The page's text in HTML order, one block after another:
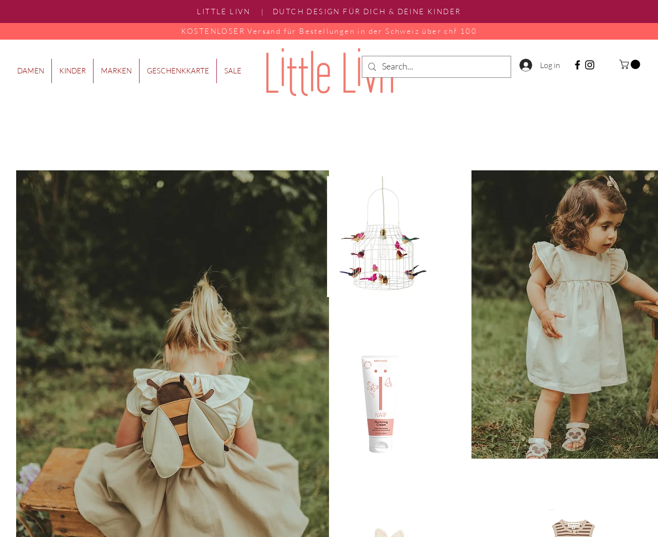
DAMEN KINDER MARKEN GESCHENKKARTE SALE
Log in
LITTLE LIVN | DUTCH DESIGN FÜR DICH & DEINE KINDER
KOSTENLOSER Versand für Bestellungen in der Schweiz über chf 100